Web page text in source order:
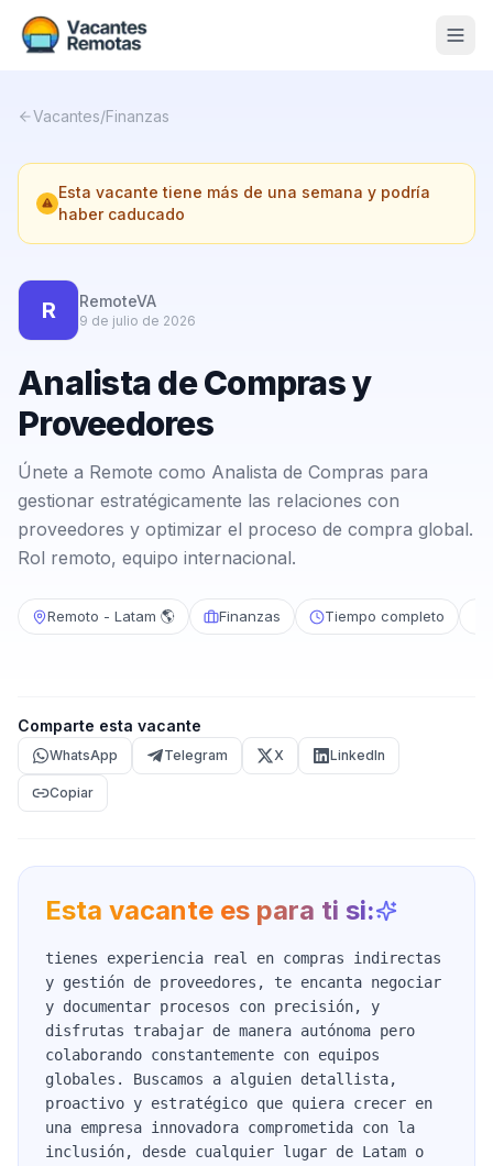
Nosotros
Contacto
Calculadora Freelance
Vacantes/Finanzas
Esta vacante tiene más de una semana y podría
haber caducado
R RemoteVA
9 de julio de 2026
Analista de Compras y
Proveedores
Únete a Remote como Analista de Compras para
gestionar estratégicamente las relaciones con
proveedores y optimizar el proceso de compra global.
Rol remoto, equipo internacional.
Remoto - Latam 🌎 Finanzas Tiempo completo
Comparte esta vacante
WhatsApp Telegram X LinkedIn
Copiar
Esta vacante es para ti si:
tienes experiencia real en compras indirectas
y gestión de proveedores, te encanta negociar
y documentar procesos con precisión, y
disfrutas trabajar de manera autónoma pero
colaborando constantemente con equipos
globales. Buscamos a alguien detallista,
proactivo y estratégico que quiera crecer en
una empresa innovadora comprometida con la
inclusión, desde cualquier lugar de Latam o